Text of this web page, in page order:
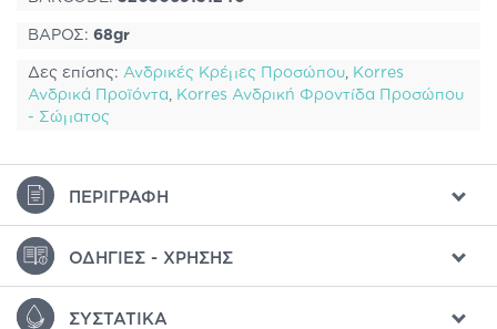
ΒΑΡΟΣ: 68gr
Δες επίσης: Ανδρικές Κρέμες Προσώπου, Korres
Ανδρικά Προϊόντα, Korres Ανδρική Φροντίδα Προσώπου
- Σώματος
ΠΕΡΙΓΡΑΦΉ
ΟΔΗΓΊΕΣ - ΧΡΉΣΗΣ
ΣΥΣΤΑΤΙΚΆ